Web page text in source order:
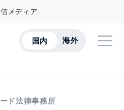
メディア
国内 海外
ド法律事務所